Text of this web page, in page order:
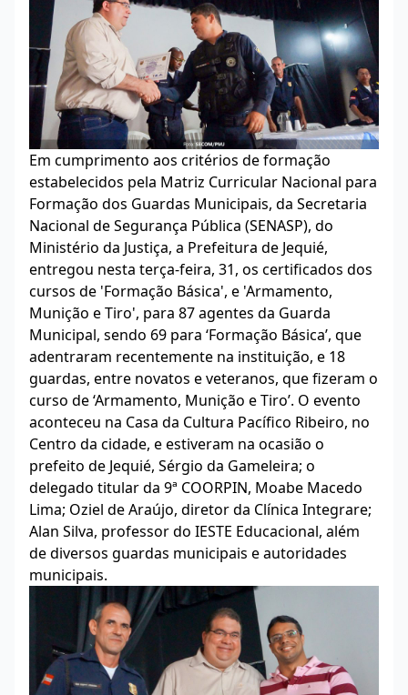
Em cumprimento aos critérios de formação
estabelecidos pela Matriz Curricular Nacional para
Formação dos Guardas Municipais, da Secretaria
Nacional de Segurança Pública (SENASP), do
Ministério da Justiça, a Prefeitura de Jequié,
entregou nesta terça-feira, 31, os certificados dos
cursos de 'Formação Básica', e 'Armamento,
Munição e Tiro', para 87 agentes da Guarda
Municipal, sendo 69 para ‘Formação Básica’, que
adentraram recentemente na instituição, e 18
guardas, entre novatos e veteranos, que fizeram o
curso de ‘Armamento, Munição e Tiro’. O evento
aconteceu na Casa da Cultura Pacífico Ribeiro, no
Centro da cidade, e estiveram na ocasião o
prefeito de Jequié, Sérgio da Gameleira; o
delegado titular da 9ª COORPIN, Moabe Macedo
Lima; Oziel de Araújo, diretor da Clínica Integrare;
Alan Silva, professor do IESTE Educacional, além
de diversos guardas municipais e autoridades
municipais.